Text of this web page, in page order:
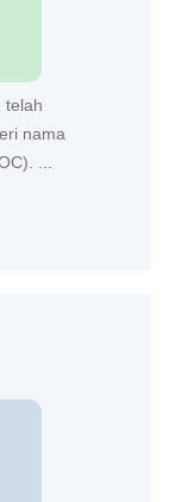
telah
nama
...